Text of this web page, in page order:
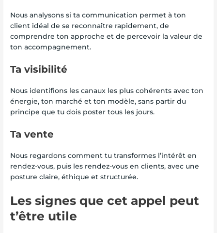
Nous analysons si ta communication permet à ton
client idéal de se reconnaître rapidement, de
comprendre ton approche et de percevoir la valeur de
ton accompagnement.
Ta visibilité
Nous identifions les canaux les plus cohérents avec ton
énergie, ton marché et ton modèle, sans partir du
principe que tu dois poster tous les jours.
Ta vente
Nous regardons comment tu transformes l’intérêt en
rendez-vous, puis les rendez-vous en clients, avec une
posture claire, éthique et structurée.
Les signes que cet appel peut
t’être utile